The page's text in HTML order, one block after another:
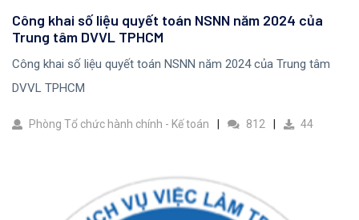
Công khai số liệu quyết toán NSNN năm 2024 của
Trung tâm DVVL TPHCM
Công khai số liệu quyết toán NSNN năm 2024 của Trung tâm
DVVL TPHCM
Phòng Tổ chức hành chính - Kế toán 812 44